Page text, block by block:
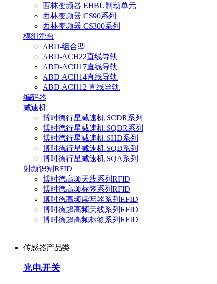
西林变频器 EHBU制动单元
西林变频器 CS90系列
西林变频器 CS300系列
模组滑台
ABD-组合型
ABD-ACH22直线导轨
ABD-ACH17直线导轨
ABD-ACH14直线导轨
ABD-ACH12 直线导轨
编码器
减速机
博时德行星减速机 SCDR系列
博时德行星减速机 SQDR系列
博时德行星减速机 SHD系列
博时德行星减速机 SQD系列
博时德行星减速机 SQA系列
射频识别RFID
博时德高频天线系列RFID
博时德高频标签系列RFID
博时德高频读写器系列RFID
博时德超高频天线系列RFID
博时德超高频标签系列RFID
传感器产品类
光电开关